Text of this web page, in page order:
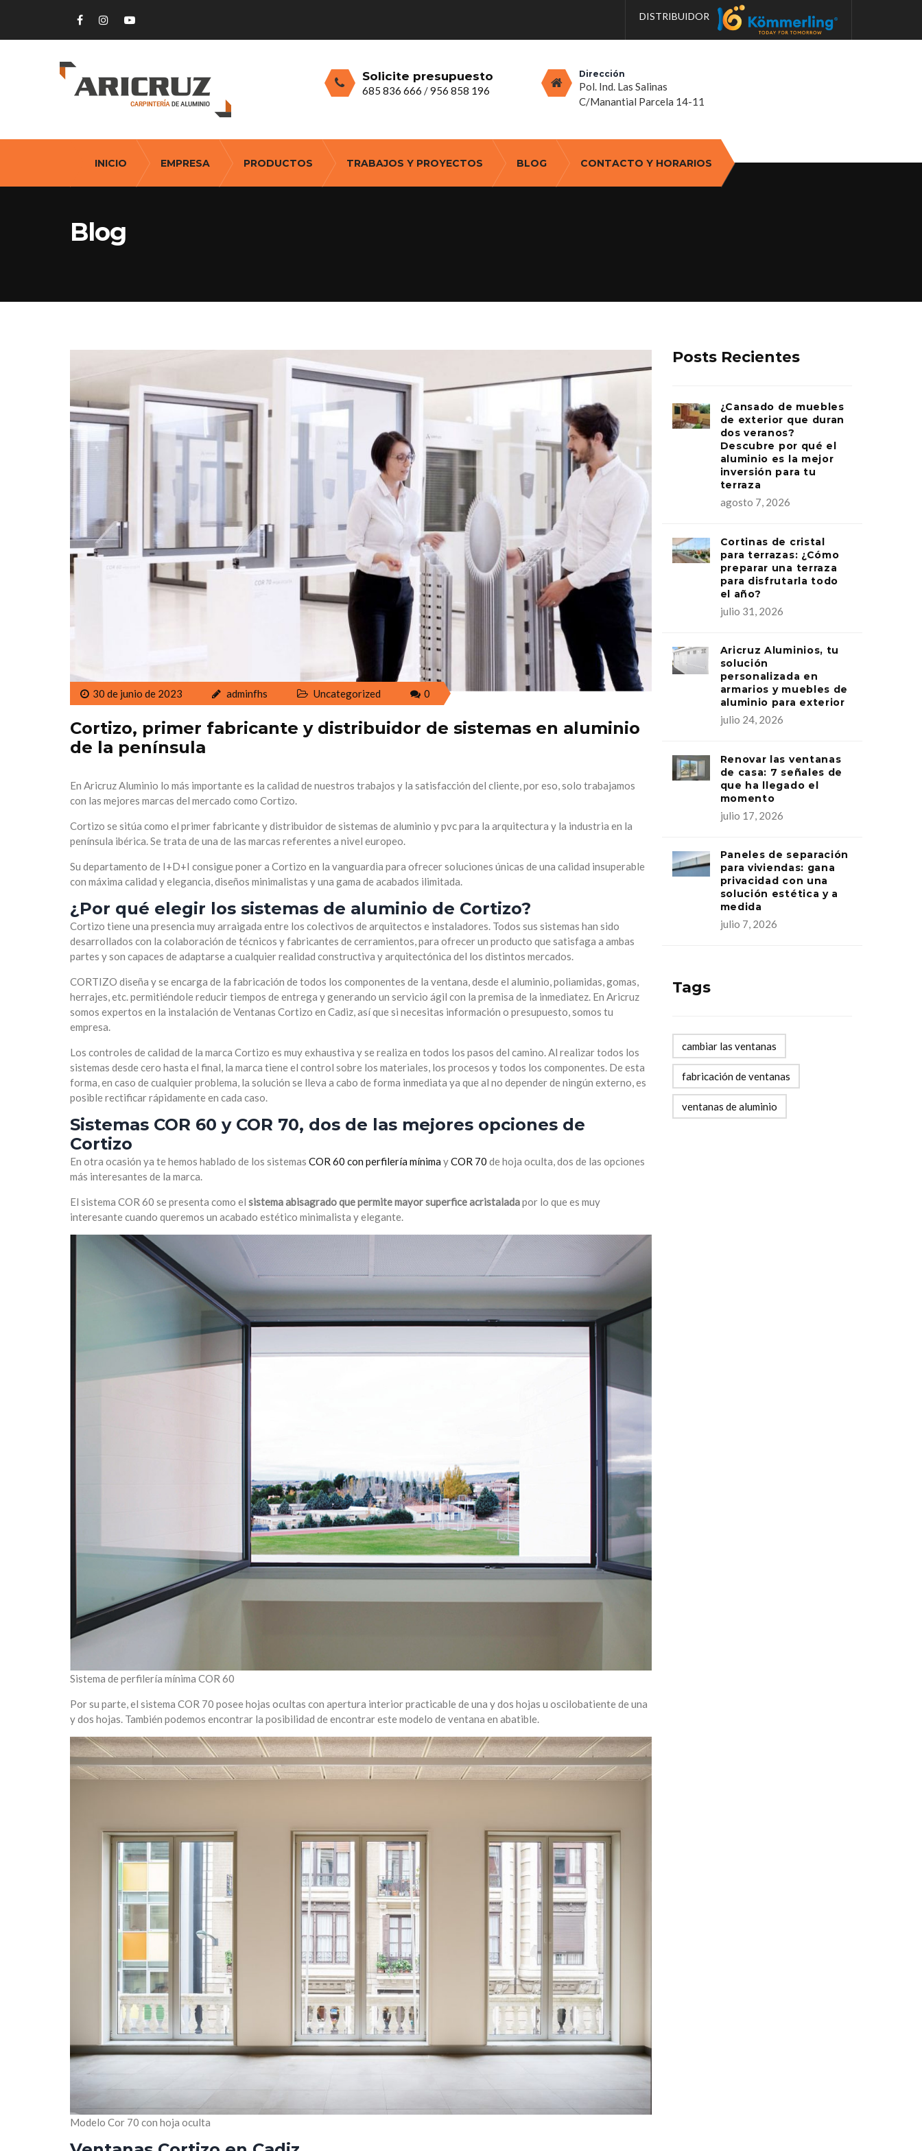
DISTRIBUIDOR
Solicite presupuesto
685 836 666 /956 858 196
Dirección
Pol. Ind. Las Salinas
C/Manantial Parcela 14-11
INICIO EMPRESA PRODUCTOS TRABAJOS Y PROYECTOS BLOG CONTACTO Y HORARIOS
Blog
30 de junio de 2023 adminfhs Uncategorized 0
Cortizo, primer fabricante y distribuidor de sistemas en aluminio
de la península
En Aricruz Aluminio lo más importante es la calidad de nuestros trabajos y la satisfacción del cliente, por eso, solo trabajamos
con las mejores marcas del mercado como Cortizo.
Cortizo se sitúa como el primer fabricante y distribuidor de sistemas de aluminio y pvc para la arquitectura y la industria en la
península ibérica. Se trata de una de las marcas referentes a nivel europeo.
Su departamento de I+D+I consigue poner a Cortizo en la vanguardia para ofrecer soluciones únicas de una calidad insuperable
con máxima calidad y elegancia, diseños minimalistas y una gama de acabados ilimitada.
¿Por qué elegir los sistemas de aluminio de Cortizo?
Cortizo tiene una presencia muy arraigada entre los colectivos de arquitectos e instaladores. Todos sus sistemas han sido
desarrollados con la colaboración de técnicos y fabricantes de cerramientos, para ofrecer un producto que satisfaga a ambas
partes y son capaces de adaptarse a cualquier realidad constructiva y arquitectónica del los distintos mercados.
CORTIZO diseña y se encarga de la fabricación de todos los componentes de la ventana, desde el aluminio, poliamidas, gomas,
herrajes, etc. permitiéndole reducir tiempos de entrega y generando un servicio ágil con la premisa de la inmediatez. En Aricruz
somos expertos en la instalación de Ventanas Cortizo en Cadiz, así que si necesitas información o presupuesto, somos tu
empresa.
Los controles de calidad de la marca Cortizo es muy exhaustiva y se realiza en todos los pasos del camino. Al realizar todos los
sistemas desde cero hasta el final, la marca tiene el control sobre los materiales, los procesos y todos los componentes. De esta
forma, en caso de cualquier problema, la solución se lleva a cabo de forma inmediata ya que al no depender de ningún externo, es
posible rectificar rápidamente en cada caso.
Sistemas COR 60 y COR 70, dos de las mejores opciones de
Cortizo
En otra ocasión ya te hemos hablado de los sistemas COR 60 con perfilería mínima yCOR 70 de hoja oculta, dos de las opciones
más interesantes de la marca.
El sistema COR 60 se presenta como el sistema abisagrado que permite mayor superfice acristaladapor lo que es muy
interesante cuando queremos un acabado estético minimalista y elegante.
Sistema de perfilería mínima COR 60
Por su parte, el sistema COR 70 posee hojas ocultas con apertura interior practicable de una y dos hojas u oscilobatiente de una
y dos hojas. También podemos encontrar la posibilidad de encontrar este modelo de ventana en abatible.
Modelo Cor 70 con hoja oculta
Posts Recientes
¿Cansado de muebles
de exterior que duran
dos veranos?
Descubre por qué el
aluminio es la mejor
inversión para tu
terraza
agosto 7, 2026
Cortinas de cristal
para terrazas: ¿Cómo
preparar una terraza
para disfrutarla todo
el año?
julio 31, 2026
Aricruz Aluminios, tu
solución
personalizada en
armarios y muebles de
aluminio para exterior
julio 24, 2026
Renovar las ventanas
de casa: 7 señales de
que ha llegado el
momento
julio 17, 2026
Paneles de separación
para viviendas: gana
privacidad con una
solución estética y a
medida
julio 7, 2026
Tags
cambiar las ventanas
fabricación de ventanas
ventanas de aluminio